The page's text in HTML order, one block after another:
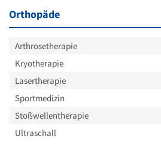
Orthopäde
Arthrosetherapie
Kryotherapie
Lasertherapie
Sportmedizin
Stoßwellentherapie
Ultraschall